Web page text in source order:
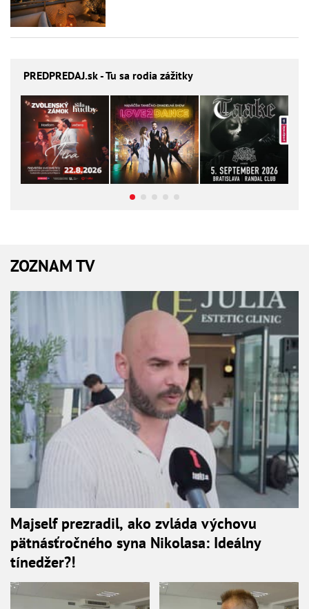
PREDPREDAJ.sk - Tu sa rodia zážitky
ZOZNAM TV
Majself prezradil, ako zvláda výchovu
pätnásťročného syna Nikolasa: Ideálny
tínedžer?!